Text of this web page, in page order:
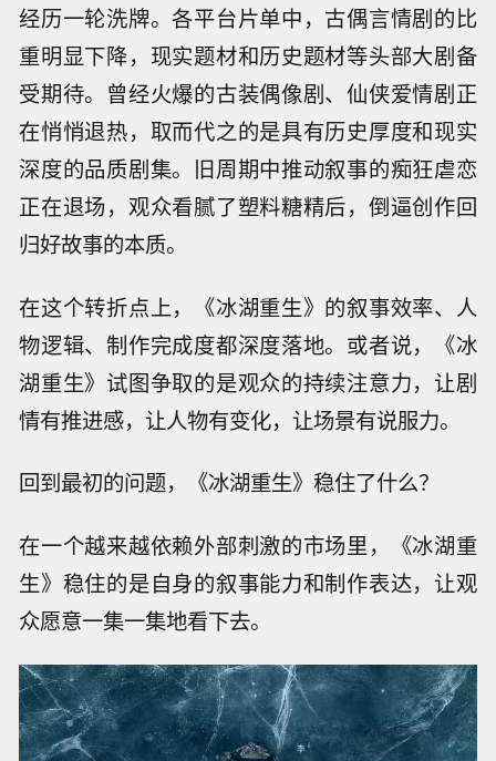
经历一轮洗牌。各平台片单中，古偶言情剧的比
重明显下降，现实题材和历史题材等头部大剧备
受期待。曾经火爆的古装偶像剧、仙侠爱情剧正
在悄悄退热，取而代之的是具有历史厚度和现实
深度的品质剧集。旧周期中推动叙事的痴狂虐恋
正在退场，观众看腻了塑料糖精后，倒逼创作回
归好故事的本质。
在这个转折点上，《冰湖重生》的叙事效率、人
物逻辑、制作完成度都深度落地。或者说，《冰
湖重生》试图争取的是观众的持续注意力，让剧
情有推进感，让人物有变化，让场景有说服力。
回到最初的问题，《冰湖重生》稳住了什么？
在一个越来越依赖外部刺激的市场里，《冰湖重
生》稳住的是自身的叙事能力和制作表达，让观
众愿意一集一集地看下去。